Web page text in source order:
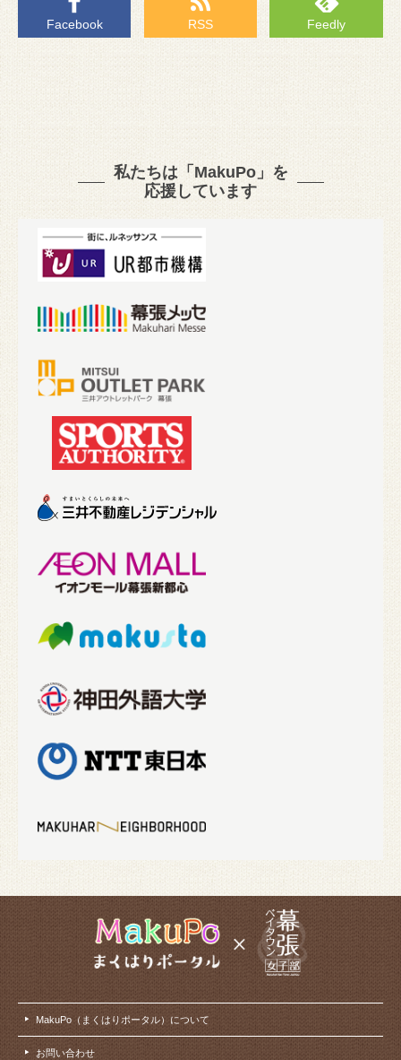
Facebook RSS Feedly
私たちは「MakuPo」を
応援しています
MakuPo（まくはりポータル）について
お問い合わせ